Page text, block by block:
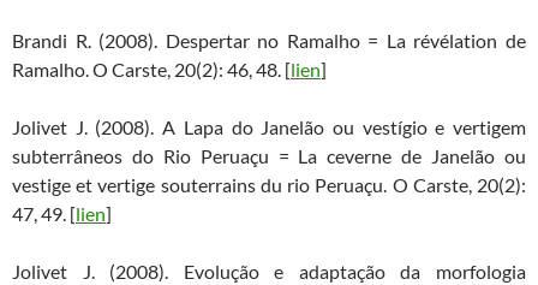
Brandi R. (2008). Despertar no Ramalho = La révélation de
Ramalho. O Carste, 20(2): 46, 48. [lien]
Jolivet J. (2008). A Lapa do Janelão ou vestígio e vertigem
subterrâneos do Rio Peruaçu = La ceverne de Janelão ou
vestige et vertige souterrains du rio Peruaçu. O Carste, 20(2):
47, 49. [lien]
Jolivet J. (2008). Evolução e adaptação da morfologia